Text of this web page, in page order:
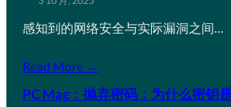
感知到的网络安全与实际漏洞之间…
Read More →
PC Mag：抛弃密码：为什么密钥